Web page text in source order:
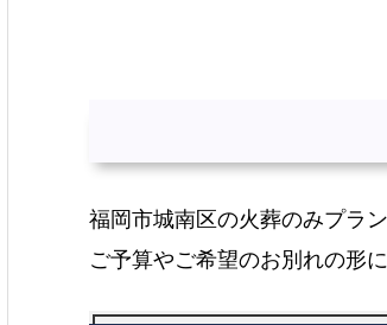
福岡市城南区の火葬のみプラ
ご予算やご希望のお別れの形